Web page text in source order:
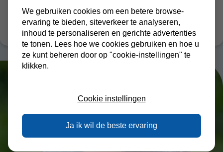
We gebruiken cookies om een betere browse-
ervaring te bieden, siteverkeer te analyseren,
inhoud te personaliseren en gerichte advertenties
te tonen. Lees hoe we cookies gebruiken en hoe u
ze kunt beheren door op "cookie-instellingen" te
klikken.
Cookie instellingen
Ja ik wil de beste ervaring